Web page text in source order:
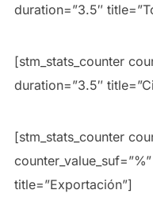
duration=”3.5″
[stm_stats_counter
duration=”3.5″
[stm_stats_counter
title=”Exportación”]